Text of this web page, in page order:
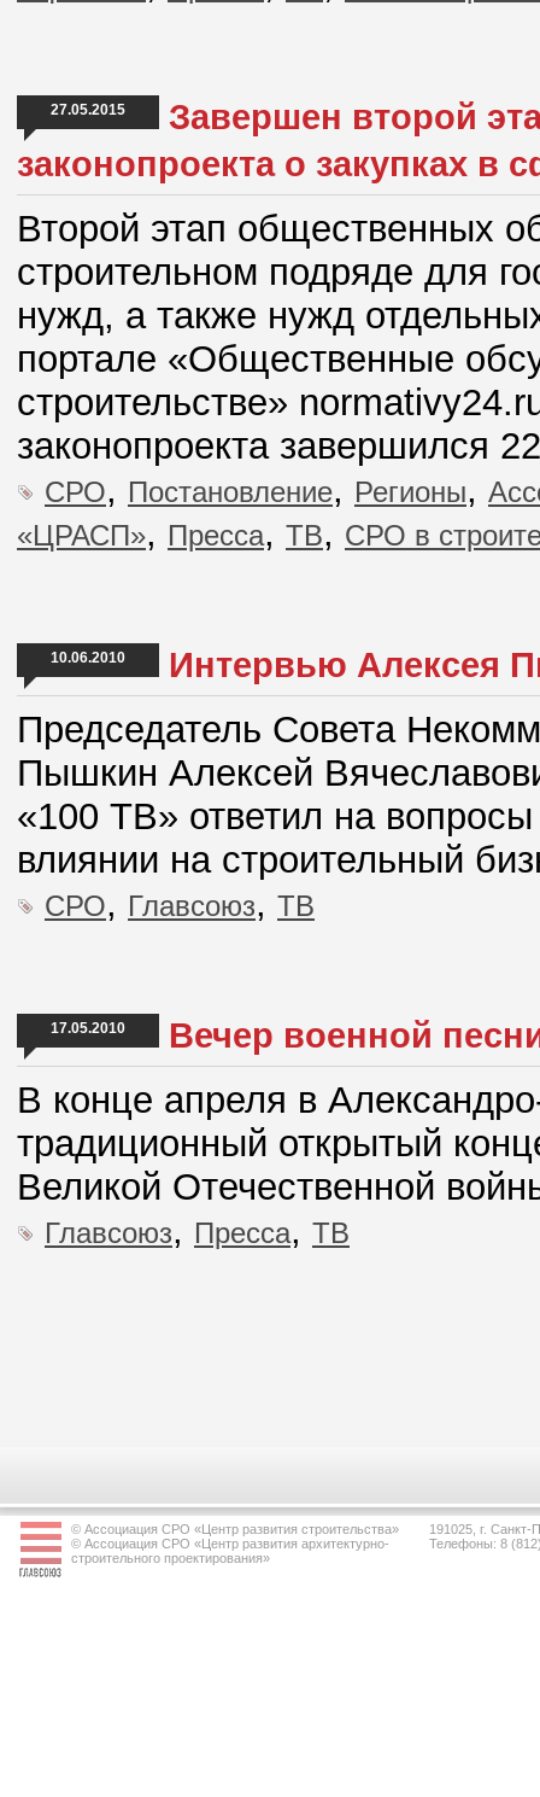
27.05.2015
Завершен второй
законопроекта о закупках в
Второй этап общественных
строительном подряде для
нужд, а также нужд
портале «Общественные
строительстве»
законопроекта завершился
СРО, Постановление, Регионы,
«ЦРАСП», Пресса, ТВ, СРО в
10.06.2010 Интервью Алексея
Председатель Совета
Пышкин Алексей
«100 ТВ» ответил на
влиянии на строительный
СРО, Главсоюз, ТВ
17.05.2010 Вечер военной
В конце апреля в
традиционный открытый
Великой Отечественной
Главсоюз, Пресса, ТВ
© Ассоциация СРО «Центр развития строительства»
© Ассоциация СРО «Центр развития архитектурно-
строительного проектирования»
191025, г.
Телефоны: 8